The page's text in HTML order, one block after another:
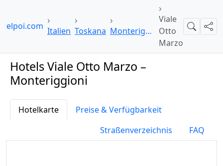
Italien Toskana Monteriggioni
Viale
Otto
Marzo
Suche
Hotels Viale Otto Marzo –
Monteriggioni
Hotelkarte
Preise & Verfügbarkeit
Straßenverzeichnis
FAQ